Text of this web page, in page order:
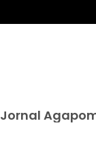
Jornal